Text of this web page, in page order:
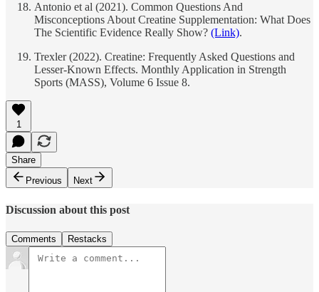
Antonio et al (2021). Common Questions And
Misconceptions About Creatine Supplementation: What Does
The Scientific Evidence Really Show? (Link).
Trexler (2022). Creatine: Frequently Asked Questions and
Lesser-Known Effects. Monthly Application in Strength
Sports (MASS), Volume 6 Issue 8.
1
Share
Previous
Next
Discussion about this post
Comments Restacks